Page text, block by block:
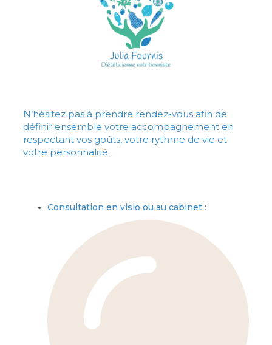
N’hésitez pas à prendre rendez-vous afin de
définir ensemble votre accompagnement en
respectant vos goûts, votre rythme de vie et
votre personnalité.
Consultation en visio ou au cabinet :